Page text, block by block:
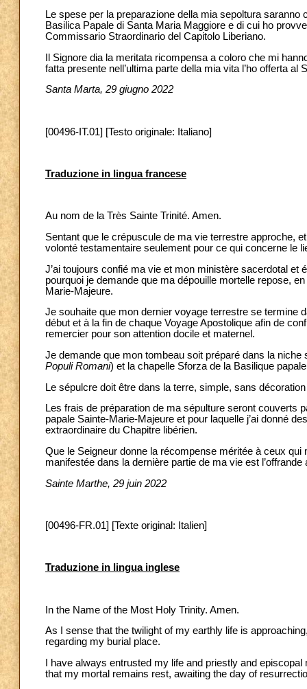
Le spese per la preparazione della mia sepoltura
Basilica Papale di Santa Maria Maggiore e di cui ho
Commissario Straordinario del Capitolo Liberiano.
Il Signore dia la meritata ricompensa a coloro che mi
fatta presente nell’ultima parte della mia vita l’ho offerta
Santa Marta, 29 giugno 2022
[00496-IT.01] [Testo originale: Italiano]
Traduzione in lingua francese
Au nom de la Très Sainte Trinité. Amen.
Sentant que le crépuscule de ma vie terrestre approche,
volonté testamentaire seulement pour ce qui concerne le
J’ai toujours confié ma vie et mon ministère sacerdotal et
pourquoi je demande que ma dépouille mortelle repose,
Marie-Majeure.
Je souhaite que mon dernier voyage terrestre se termine
début et à la fin de chaque Voyage Apostolique afin de
remercier pour son attention docile et maternel.
Je demande que mon tombeau soit préparé dans la
Populi Romani) et la chapelle Sforza de la Basilique
Le sépulcre doit être dans la terre, simple, sans
Les frais de préparation de ma sépulture seront couverts
papale Sainte-Marie-Majeure et pour laquelle j’ai donné
extraordinaire du Chapitre libérien.
Que le Seigneur donne la récompense méritée à ceux qui
manifestée dans la dernière partie de ma vie est
Sainte Marthe, 29 juin 2022
[00496-FR.01] [Texte original: Italien]
Traduzione in lingua inglese
In the Name of the Most Holy Trinity. Amen.
As I sense that the twilight of my earthly life is
regarding my burial place.
I have always entrusted my life and priestly and
that my mortal remains rest, awaiting the day of